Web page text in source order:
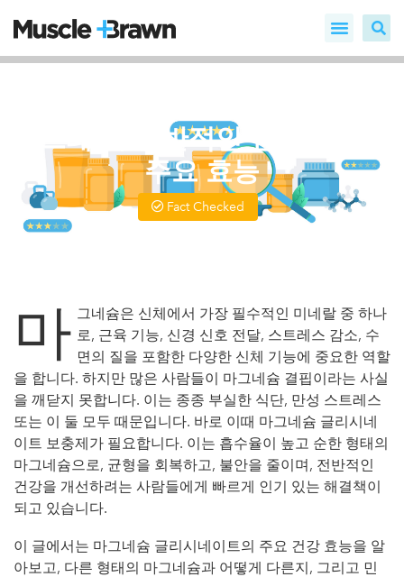
스트레스, 전반적인 건강을 위한
주요 효능
Fact Checked
마 그네슘은 신체에서 가장 필수적인 미네랄 중 하나
로, 근육 기능, 신경 신호 전달, 스트레스 감소, 수
면의 질을 포함한 다양한 신체 기능에 중요한 역할
을 합니다. 하지만 많은 사람들이 마그네슘 결핍이라는 사실
을 깨닫지 못합니다. 이는 종종 부실한 식단, 만성 스트레스
또는 이 둘 모두 때문입니다. 바로 이때 마그네슘 글리시네
이트 보충제가 필요합니다. 이는 흡수율이 높고 순한 형태의
마그네슘으로, 균형을 회복하고, 불안을 줄이며, 전반적인
건강을 개선하려는 사람들에게 빠르게 인기 있는 해결책이
되고 있습니다.
이 글에서는 마그네슘 글리시네이트의 주요 건강 효능을 알
아보고, 다른 형태의 마그네슘과 어떻게 다른지, 그리고 민